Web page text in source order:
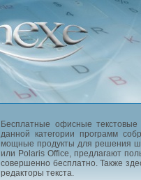
Бесплатные офисные
данной категории программ
мощные продукты для решения
или Polaris Office, предлагают
совершенно бесплатно. Также
редакторы текста.